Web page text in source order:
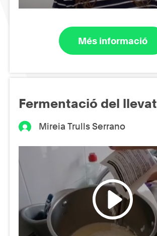
Més informació
Fermentació del llevat
Mireia Trulls Serrano